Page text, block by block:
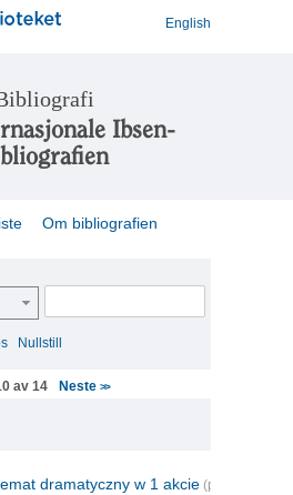
English
Ibsen-
Om bibliografien
Nullstill
av 14 Neste>>
dramatyczny w 1 akcie (polsk)